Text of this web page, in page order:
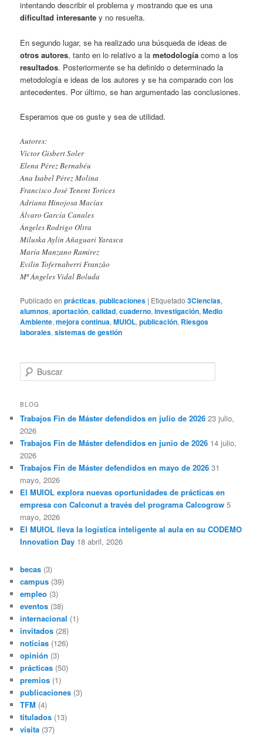
intentando describir el problema y mostrando que es una
dificultad interesante y no resuelta.
En segundo lugar, se ha realizado una búsqueda de ideas de
otros autores, tanto en lo relativo a lametodología como a los
resultados. Posteriormente se ha definido o determinado la
metodología e ideas de los autores y se ha comparado con los
antecedentes. Por último, se han argumentado las conclusiones.
Esperamos que os guste y sea de utilidad.
Autores:
Víctor Gisbert Soler
Elena Pérez Bernabéu
Ana Isabel Pérez Molina
Francisco José Tenent Torices
Adriana Hinojosa Macías
Álvaro García Canales
Ángeles Rodrigo Oltra
Miluska Aylin Añaguari Yarasca
María Manzano Ramírez
Evilin Tofernaberri Franzâo
Mª Ángeles Vidal Boluda
Publicado en prácticas,publicaciones | Etiquetado 3Ciencias,
alumnos,aportación,calidad,cuaderno,investigación,Medio
Ambiente,mejora continua,MUIOL,publicación, Riesgos
laborales,sistemas de gestión
u
c
r
BLOG
Trabajos Fin de Máster defendidos en julio de 2026 23 julio,
2026
Trabajos Fin de Máster defendidos en junio de 2026 14 julio,
2026
Trabajos Fin de Máster defendidos en mayo de 2026 31
mayo, 2026
El MUIOL explora nuevas oportunidades de prácticas en
empresa con Calconut a través del programa Calcogrow 5
mayo, 2026
El MUIOL lleva la logística inteligente al aula en su CODEMO
Innovation Day 18 abril, 2026
becas (3)
campus (39)
empleo (3)
eventos (38)
internacional (1)
invitados (28)
noticias (126)
opinión (3)
prácticas (50)
premios (1)
publicaciones (3)
TFM (4)
titulados (13)
visita (37)